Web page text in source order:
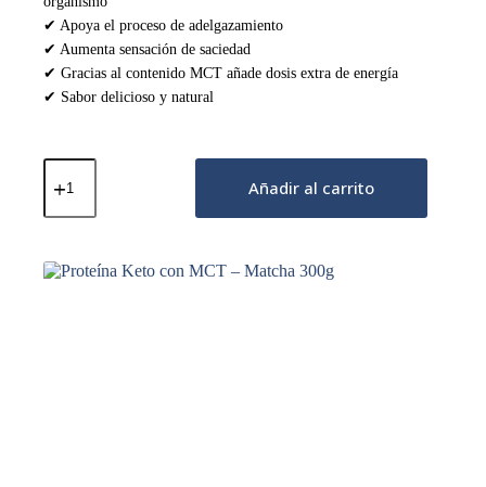
✔ Apoya el proceso de adelgazamiento
✔ Aumenta sensación de saciedad
✔ Gracias al contenido MCT añade dosis extra de energía
✔ Sabor delicioso y natural
Proteína
Keto
MCT
Fresa
Fresca
Añadir al carrito